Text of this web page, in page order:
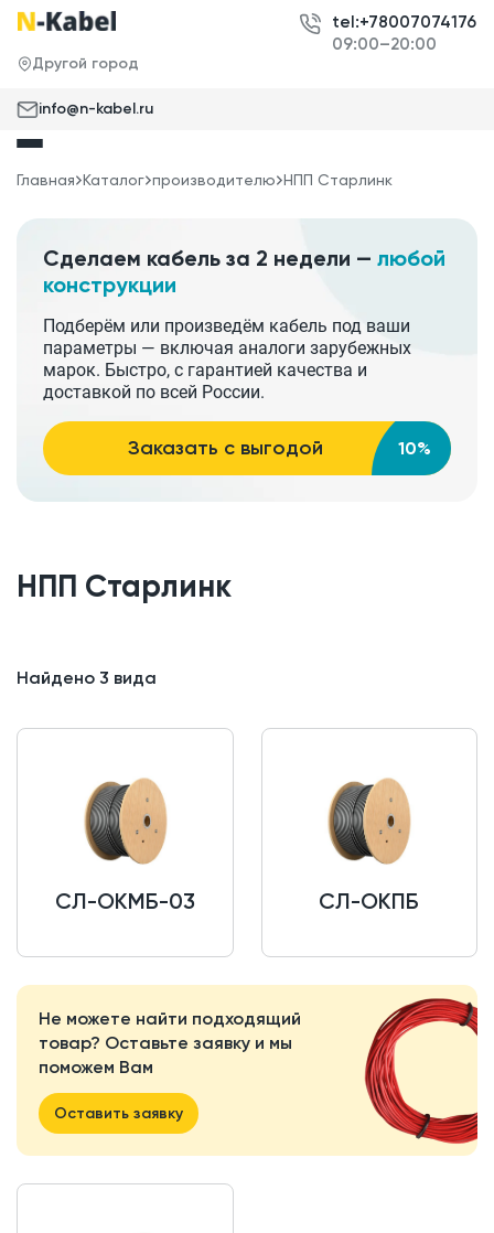
Другой город
tel:+78007074176
09:00–20:00
info@n-kabel.ru
Главная Каталог производителю НПП Старлинк
Сделаем кабель за 2 недели — любой
конструкции
Подберём или произведём кабель под ваши
параметры — включая аналоги зарубежных
марок. Быстро, с гарантией качества и
доставкой по всей России.
Заказать с выгодой 10%
НПП Старлинк
Найдено 3 вида
СЛ-ОКМБ-03 СЛ-ОКПБ
Не можете найти подходящий
товар? Оставьте заявку и мы
поможем Вам
Оставить заявку